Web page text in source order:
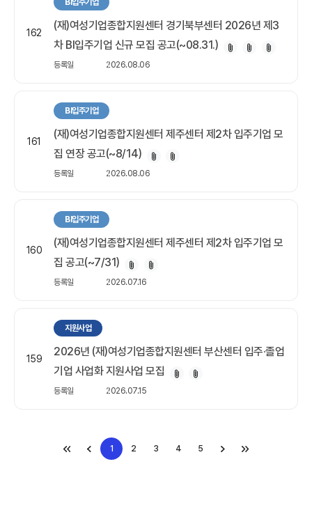
162
BI입주기업
(재)여성기업종합지원센터 경기북부센터 2026년 제3
차 BI입주기업 신규 모집 공고(~08.31.)
등록일 2026.08.06
161
BI입주기업
(재)여성기업종합지원센터 제주센터 제2차 입주기업 모
집 연장 공고(~8/14)
등록일 2026.08.06
160
BI입주기업
(재)여성기업종합지원센터 제주센터 제2차 입주기업 모
집 공고(~7/31)
등록일 2026.07.16
159
지원사업
2026년 (재)여성기업종합지원센터 부산센터 입주·졸업
기업 사업화 지원사업 모집
등록일 2026.07.15
1 2 3 4 5